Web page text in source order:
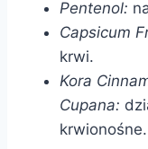
Pentenol:
Capsicum
krwi.
Kora
Cupana:
krwionośne.